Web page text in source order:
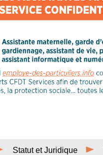
Statut et Juridique